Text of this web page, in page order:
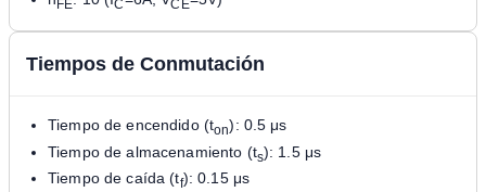
FE C CE
Tiempos de Conmutación
Tiempo de encendido (ton): 0.5 μs
Tiempo de almacenamiento (ts): 1.5 μs
Tiempo de caída (tf): 0.15 μs